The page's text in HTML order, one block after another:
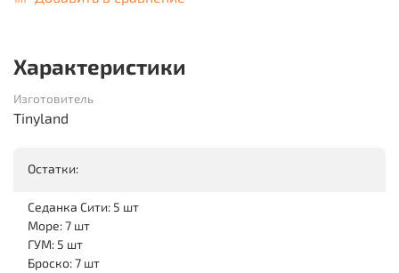
Характеристики
Изготовитель
Tinyland
Остатки:
Седанка Сити: 5 шт
Море: 7 шт
ГУМ: 5 шт
Броско: 7 шт